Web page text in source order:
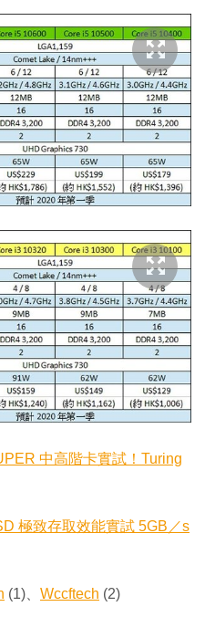
中高階卡實試！Turing
極致存取效能實試 5GB／s
(1)、 Wccftech (2)